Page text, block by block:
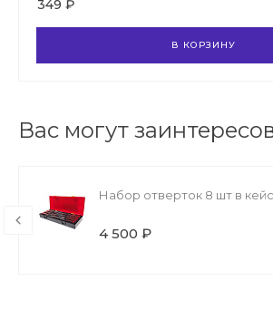
349 ₽
В КОРЗИНУ
Вас могут
Набор отверток 8 шт в
4 500 ₽